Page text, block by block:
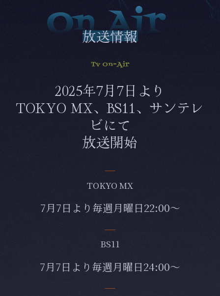
On Air
放送情報
Tv On-Air
2025年7月7日より
TOKYO MX、BS11、サンテレ
ビにて
放送開始
TOKYO MX
7月7日より毎週月曜日22:00～
BS11
7月7日より毎週月曜日24:00～